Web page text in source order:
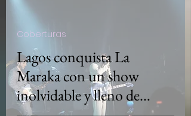
Lagos conquista La
Maraka con un show
inolvidable y lleno de
Coberturas